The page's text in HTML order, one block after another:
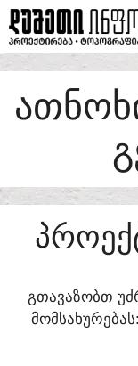
SKIP
TO
CONTENT
ᲒᲗᲐᲕᲐᲖᲝᲑᲗ